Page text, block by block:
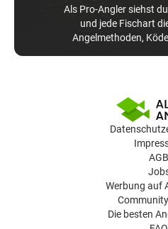
Als Pro-Angler siehst
und jede Fischart
Angelmethoden,
AGB
Werbung auf
Die besten